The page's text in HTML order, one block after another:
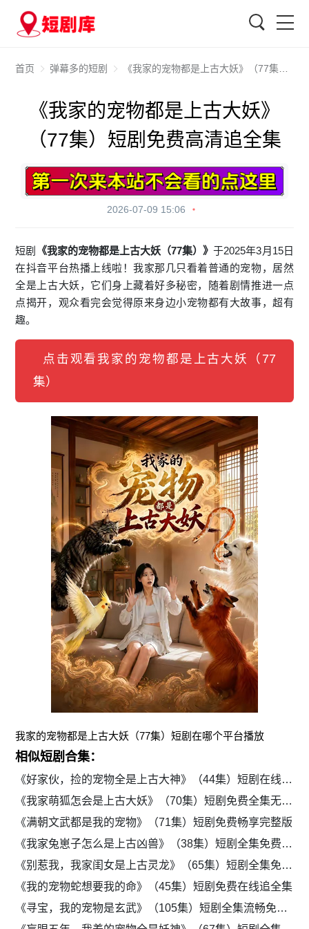
首页 弹幕多的短剧 《我家的宠物都是上古大妖》（77集）短剧免费高清追全集
《我家的宠物都是上古大妖》
（77集）短剧免费高清追全集
2026-07-09 15:06
短剧 《我家的宠物都是上古大妖（77集）》于2025年3月15日
在抖音平台热播上线啦！我家那几只看着普通的宠物，居然
全是上古大妖，它们身上藏着好多秘密，随着剧情推进一点
点揭开，观众看完会觉得原来身边小宠物都有大故事，超有
趣。
点击观看我家的宠物都是上古大妖（77
集）
我家的宠物都是上古大妖（77集）短剧在哪个平台播放
相似短剧合集：
《好家伙，捡的宠物全是上古大神》（44集）短剧在线免费观全集
《我家萌狐怎会是上古大妖》（70集）短剧免费全集无广告观看
《满朝文武都是我的宠物》（71集）短剧免费畅享完整版
《我家兔崽子怎么是上古凶兽》（38集）短剧全集免费高清看
《别惹我，我家闺女是上古灵龙》（65集）短剧全集免费畅享
《我的宠物蛇想要我的命》（45集）短剧免费在线追全集
《寻宝，我的宠物是玄武》（105集）短剧全集流畅免费观